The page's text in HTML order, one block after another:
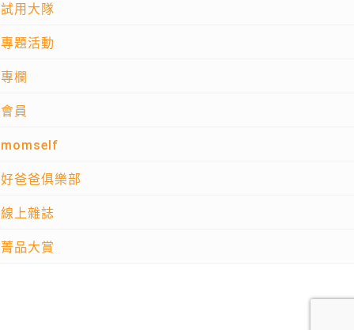
試用大隊
專題活動
專欄
會員
momself
好爸爸俱樂部
線上雜誌
菁品大賞